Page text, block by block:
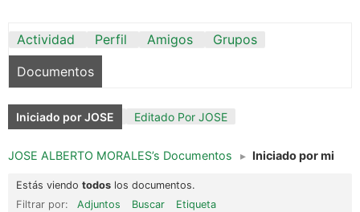
Actividad Perfil Amigos
Grupos
Documentos
Iniciado por JOSE Editado Por JOSE
JOSE ALBERTO MORALES’s Documentos ▸ Iniciado por mi
Estás viendo todos los documentos.
Filtrar por:
Adjuntos Buscar Etiqueta